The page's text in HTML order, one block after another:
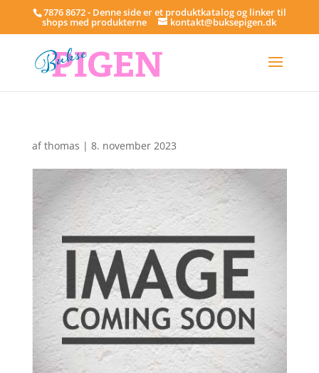
7876 8672 - Denne side er et produktkatalog og linker til
shops med produkterne kontakt@buksepigen.dk
afthomas | 8. november 2023